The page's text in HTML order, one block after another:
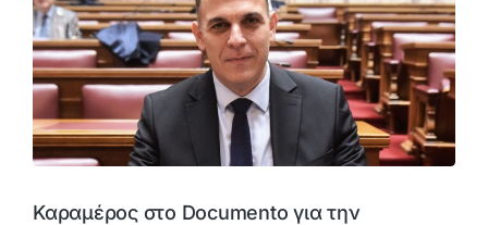
Καραμέρος στο Documento για την